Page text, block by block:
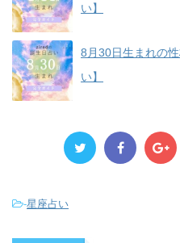
い】
8月30日生まれの
い】
-星座占い